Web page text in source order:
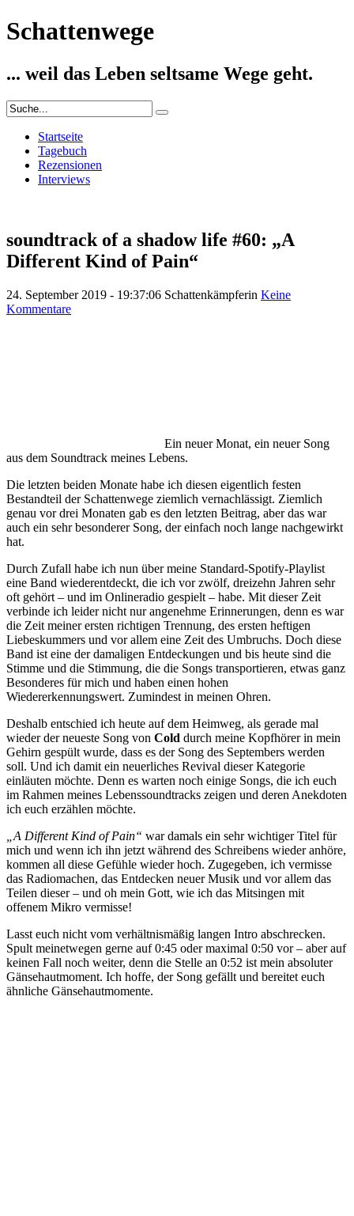
Schattenwege
... weil das Leben seltsame Wege geht.
Startseite
Tagebuch
Rezensionen
Interviews
soundtrack of a shadow life #60: „A
Different Kind of Pain“
24. September 2019 - 19:37:06 Schattenkämpferin Keine
Kommentare
Ein neuer Monat, ein neuer Song
aus dem Soundtrack meines Lebens.
Die letzten beiden Monate habe ich diesen eigentlich festen
Bestandteil der Schattenwege ziemlich vernachlässigt. Ziemlich
genau vor drei Monaten gab es den letzten Beitrag, aber das war
auch ein sehr besonderer Song, der einfach noch lange nachgewirkt
hat.
Durch Zufall habe ich nun über meine Standard-Spotify-Playlist
eine Band wiederentdeckt, die ich vor zwölf, dreizehn Jahren sehr
oft gehört – und im Onlineradio gespielt – habe. Mit dieser Zeit
verbinde ich leider nicht nur angenehme Erinnerungen, denn es war
die Zeit meiner ersten richtigen Trennung, des ersten heftigen
Liebeskummers und vor allem eine Zeit des Umbruchs. Doch diese
Band ist eine der damaligen Entdeckungen und bis heute sind die
Stimme und die Stimmung, die die Songs transportieren, etwas ganz
Besonderes für mich und haben einen hohen
Wiedererkennungswert. Zumindest in meinen Ohren.
Deshalb entschied ich heute auf dem Heimweg, als gerade mal
wieder der neueste Song von Cold durch meine Kopfhörer in mein
Gehirn gespült wurde, dass es der Song des Septembers werden
soll. Und ich damit ein neuerliches Revival dieser Kategorie
einläuten möchte. Denn es warten noch einige Songs, die ich euch
im Rahmen meines Lebenssoundtracks zeigen und deren Anekdoten
ich euch erzählen möchte.
„A Different Kind of Pain“ war damals ein sehr wichtiger Titel für
mich und wenn ich ihn jetzt während des Schreibens wieder anhöre,
kommen all diese Gefühle wieder hoch. Zugegeben, ich vermisse
das Radiomachen, das Entdecken neuer Musik und vor allem das
Teilen dieser – und oh mein Gott, wie ich das Mitsingen mit
offenem Mikro vermisse!
Lasst euch nicht vom verhältnismäßig langen Intro abschrecken.
Spult meinetwegen gerne auf 0:45 oder maximal 0:50 vor – aber auf
keinen Fall noch weiter, denn die Stelle an 0:52 ist mein absoluter
Gänsehautmoment. Ich hoffe, der Song gefällt und bereitet euch
ähnliche Gänsehautmomente.